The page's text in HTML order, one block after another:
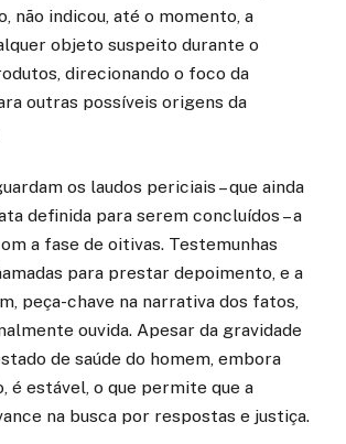
não indicou, até o momento, a
objeto suspeito durante o
direcionando o foco da
outras possíveis origens da
os laudos periciais – que ainda
definida para serem concluídos – a
a fase de oitivas. Testemunhas
para prestar depoimento, e a
peça-chave na narrativa dos fatos,
ouvida. Apesar da gravidade
de saúde do homem, embora
é estável, o que permite que a
na busca por respostas e justiça.